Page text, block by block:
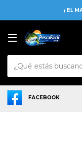
¡ EL
FACEBOOK